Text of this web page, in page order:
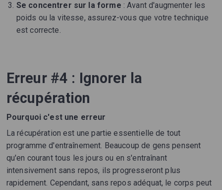
Se concentrer sur la forme : Avant d'augmenter les
poids ou la vitesse, assurez-vous que votre technique
est correcte.
Erreur #4 : Ignorer la
récupération
Pourquoi c'est une erreur
La récupération est une partie essentielle de tout
programme d'entraînement. Beaucoup de gens pensent
qu'en courant tous les jours ou en s'entraînant
intensivement sans repos, ils progresseront plus
rapidement. Cependant, sans repos adéquat, le corps peut